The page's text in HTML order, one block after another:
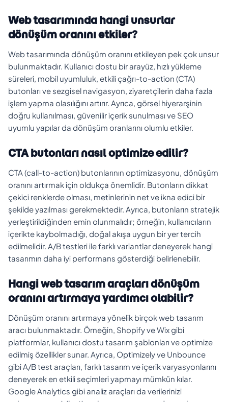
Web tasarımında hangi unsurlar
dönüşüm oranını etkiler?
Web tasarımında dönüşüm oranını etkileyen pek çok unsur
bulunmaktadır. Kullanıcı dostu bir arayüz, hızlı yükleme
süreleri, mobil uyumluluk, etkili çağrı-to-action (CTA)
butonları ve sezgisel navigasyon, ziyaretçilerin daha fazla
işlem yapma olasılığını artırır. Ayrıca, görsel hiyerarşinin
doğru kullanılması, güvenilir içerik sunulması ve SEO
uyumlu yapılar da dönüşüm oranlarını olumlu etkiler.
CTA butonları nasıl optimize edilir?
CTA (call-to-action) butonlarının optimizasyonu, dönüşüm
oranını artırmak için oldukça önemlidir. Butonların dikkat
çekici renklerde olması, metinlerinin net ve ikna edici bir
şekilde yazılması gerekmektedir. Ayrıca, butonların stratejik
yerleştirildiğinden emin olunmalıdır; örneğin, kullanıcıların
içerikte kaybolmadığı, doğal akışa uygun bir yer tercih
edilmelidir. A/B testleri ile farklı variantlar deneyerek hangi
tasarımın daha iyi performans gösterdiği belirlenebilir.
Hangi web tasarım araçları dönüşüm
oranını artırmaya yardımcı olabilir?
Dönüşüm oranını artırmaya yönelik birçok web tasarım
aracı bulunmaktadır. Örneğin, Shopify ve Wix gibi
platformlar, kullanıcı dostu tasarım şablonları ve optimize
edilmiş özellikler sunar. Ayrıca, Optimizely ve Unbounce
gibi A/B test araçları, farklı tasarım ve içerik varyasyonlarını
deneyerek en etkili seçimleri yapmayı mümkün kılar.
Google Analytics gibi analiz araçları da verilerinizi